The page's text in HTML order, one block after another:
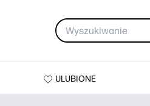
ULUBIONE